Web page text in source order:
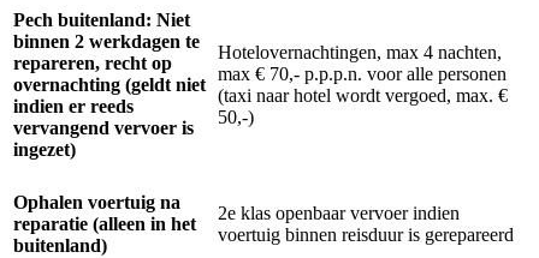
Pech buitenland: Niet
binnen 2 werkdagen te
repareren, recht op
overnachting (geldt niet
indien er reeds
vervangend vervoer is
ingezet)
Hotelovernachtingen, max 4 nachten,
max € 70,- p.p.p.n. voor alle personen
(taxi naar hotel wordt vergoed, max. €
50,-)
Ophalen voertuig na
reparatie (alleen in het
buitenland)
2e klas openbaar vervoer indien
voertuig binnen reisduur is gerepareerd